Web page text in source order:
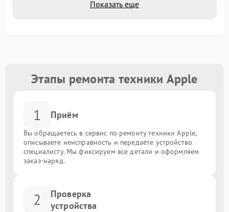
Показать еще
Этапы ремонта техники Apple
1 Приём
Вы обращаетесь в сервис по ремонту техники Apple,
описываете неисправность и передаёте устройство
специалисту. Мы фиксируем все детали и оформляем
заказ-наряд.
2
Проверка
устройства